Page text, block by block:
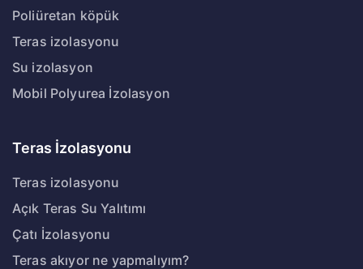
Poliüretan köpük
Teras izolasyonu
Su izolasyon
Mobil Polyurea İzolasyon
Teras İzolasyonu
Teras izolasyonu
Açık Teras Su Yalıtımı
Çatı İzolasyonu
Teras akıyor ne yapmalıyım?